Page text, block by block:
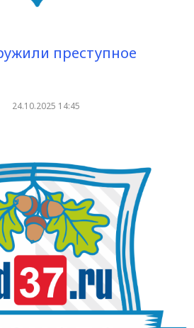
преступное
24.10.2025 14:45